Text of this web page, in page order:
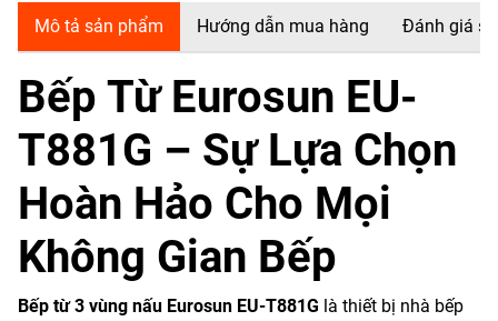
Mô tả sản phẩm Hướng dẫn mua hàng Đánh giá
Bếp Từ Eurosun EU-
T881G – Sự Lựa Chọn
Hoàn Hảo Cho Mọi
Không Gian Bếp
Bếp từ 3 vùng nấu Eurosun EU-T881G là thiết bị nhà bếp